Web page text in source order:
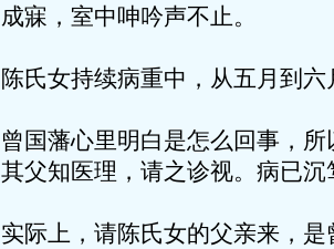
成寐，室中呻吟声不止。
陈氏女持续病重中，从五月到
曾国藩心里明白是怎么回事，
其父知医理，请之诊视。病已沉
实际上，请陈氏女的父亲来，